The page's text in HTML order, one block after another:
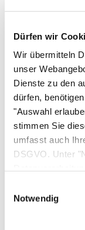
Dürfen wir
Wir übermitteln
unser
Dienste zu den
dürfen,
"Auswahl
stimmen Sie
umfasst auch
DSGVO. Unter
Notwendig
Menge an
Sekunde
Einteilung in
Ergebnisse
dann die